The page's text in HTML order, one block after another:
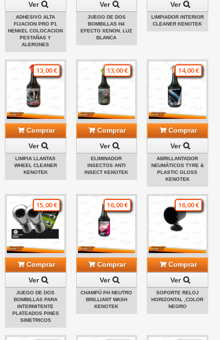
Ver
ADHESIVO ALTA
FIJACION PRO P1
HENKEL COLOCACION
PESTAÑAS Y
ALERONES
Ver
JUEGO DE DOS
BOMBILLAS H4
EFECTO XENON. LUZ
BLANCA
Ver
LIMPIADOR INTERIOR
CLEANER KENOTEK
13,00 €
Comprar
Ver
LIMPIA LLANTAS
WHEEL CLEANER
KENOTEK
13,00 €
Comprar
Ver
ELIMINADOR
INSECTOS ANTI
INSECT KENOTEK
14,00 €
Comprar
Ver
ABRILLANTADOR
NEUMÁTICOS TYRE &
PLASTIC GLOSS
KENOTEK
15,00 €
Comprar
Ver
JUEGO DE DOS
BOMBILLAS PARA
INTERMITENTE
PLATEADOS PINES
SIMETRICOS
16,00 €
Comprar
Ver
CHAMPÚ PH NEUTRO
BRILLIANT WASH
KENOTEK
16,00 €
Comprar
Ver
SOPORTE RELOJ
HORIZONTAL ,COLOR
NEGRO